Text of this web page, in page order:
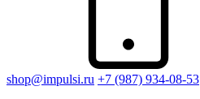
shop@impulsi.ru +7 (987) 934-08-53